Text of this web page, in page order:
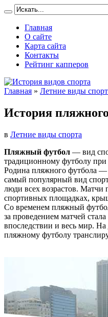
Главная
О сайте
Карта сайта
Контакты
Рейтинг капперов
Главная » Летние виды
История
в Летние виды спорта
Пляжный футбол — вид
традиционному футболу
Родина пляжного футбола —
самый популярный вид
люди всех возрастов. Матчи
спортивных площадках,
Со временем пляжный
за проведением матчей стала
впоследствии и весь мир.
пляжному футболу